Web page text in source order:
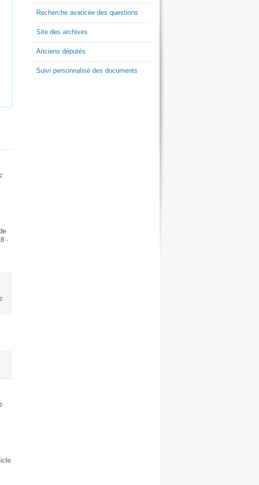
-
Recherche avancée des questions
Site des archives
Anciens députés
Suivi personnalisé des documents